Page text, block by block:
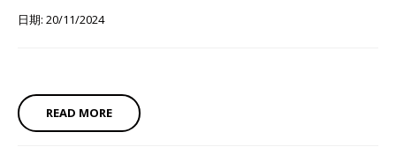
日期: 20/11/2024
READ MORE